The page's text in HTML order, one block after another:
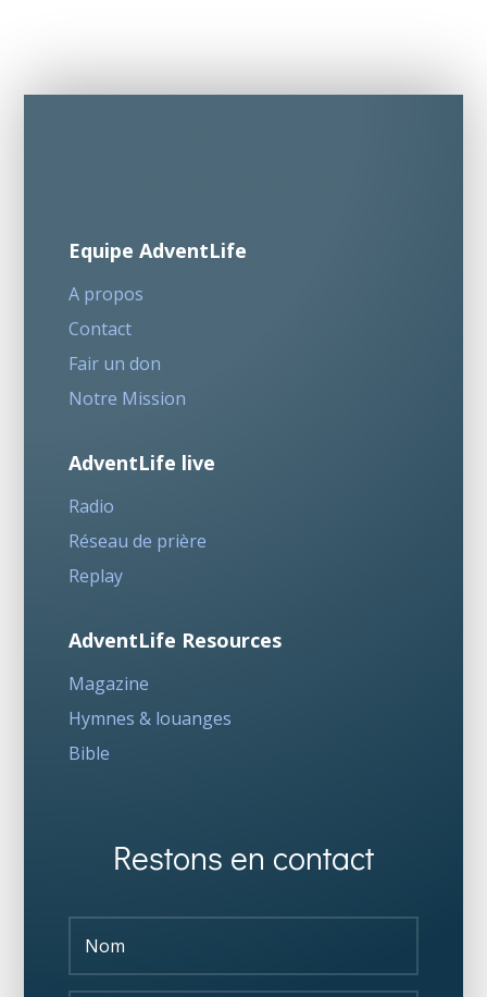
Equipe AdventLife
A propos
Contact
Fair un don
Notre Mission
AdventLife live
Radio
Réseau de prière
Replay
AdventLife Resources
Magazine
Hymnes & louanges
Bible
Restons en contact